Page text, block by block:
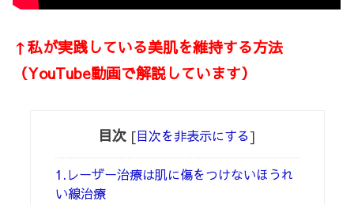
↑私が実践している美肌を維持する方法
（YouTube動画で解説しています）
目次 [目次を非表示にする]
1.レーザー治療は肌に傷をつけないほうれ
い線治療